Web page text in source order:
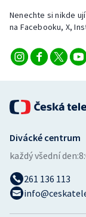
Nenechte si nikde
na Facebooku, X,
Divácké centrum
každý všední den:
261 136 113